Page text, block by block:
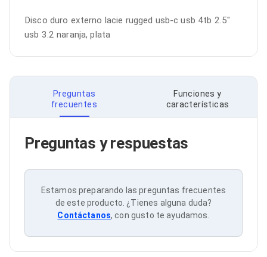
Adaptadores Video
Adaptadores Video DisplayPort
Divisores de Video
Adaptadores Video HDMI
Adaptadores Video DVI
Adaptadores Video VGA / HD15
Repetidores USB
Adaptadores Audio
Adaptadores Audio USB
Dispositivos de Entrada
Mousepads
Teclados
Teclados Numéricos
Controles de Juego para PC
Accesorios para Servidores
Racks y Gabinetes
Disco duro externo lacie rugged usb-c usb 4tb 2.5"
usb 3.2 naranja, plata
Preguntas
frecuentes
Funciones y
características
Preguntas y respuestas
Estamos preparando las preguntas frecuentes
de este producto. ¿Tienes alguna duda?
Contáctanos, con gusto te ayudamos.